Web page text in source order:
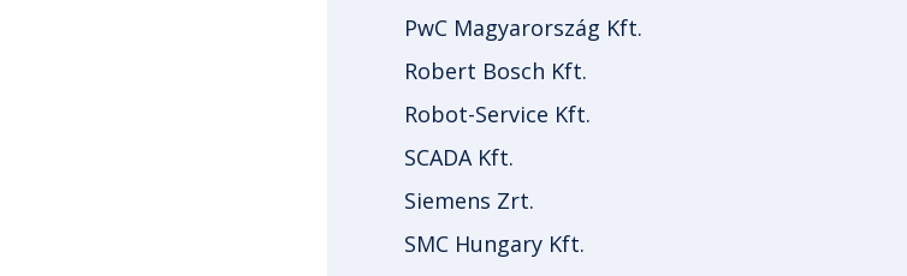
PwC Magyarország Kft.
Robert Bosch Kft.
Robot-Service Kft.
SCADA Kft.
Siemens Zrt.
SMC Hungary Kft.